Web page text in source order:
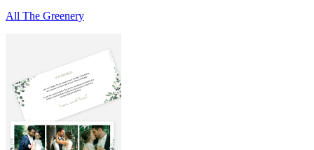
All The Greenery